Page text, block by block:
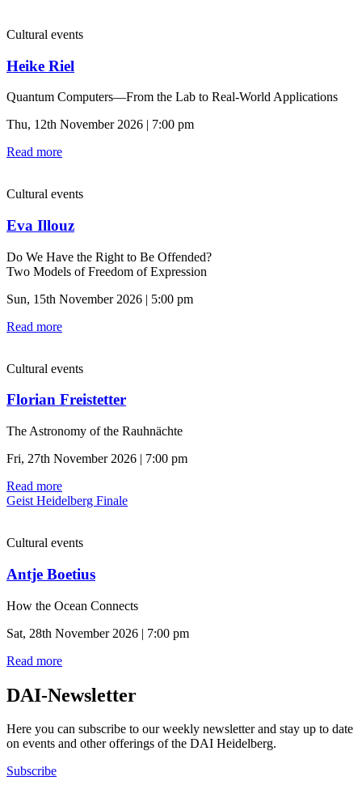
Cultural events
Heike Riel
Quantum Computers—From the Lab to Real-World Applications
Thu, 12th November 2026 | 7:00 pm
Read more
Cultural events
Eva Illouz
Do We Have the Right to Be Offended?
Two Models of Freedom of Expression
Sun, 15th November 2026 | 5:00 pm
Read more
Cultural events
Florian Freistetter
The Astronomy of the Rauhnächte
Fri, 27th November 2026 | 7:00 pm
Read more
Geist Heidelberg Finale
Cultural events
Antje Boetius
How the Ocean Connects
Sat, 28th November 2026 | 7:00 pm
Read more
DAI-Newsletter
Here you can subscribe to our weekly newsletter and stay up to date
on events and other offerings of the DAI Heidelberg.
Subscribe